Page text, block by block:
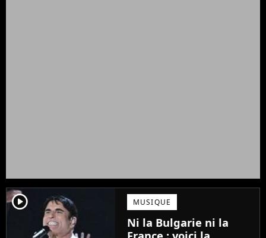
player2 MUSIQUE
Ni la Bulgarie ni la